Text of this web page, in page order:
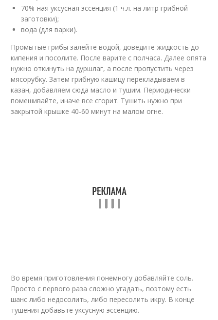
70%-ная уксусная эссенция (1 ч.л. на литр грибной
заготовки);
вода (для варки).
Промытые грибы залейте водой, доведите жидкость до
кипения и посолите. После варите с полчаса. Далее опята
нужно откинуть на дуршлаг, а после пропустить через
мясорубку. Затем грибную кашицу перекладываем в
казан, добавляем сюда масло и тушим. Периодически
помешивайте, иначе все сгорит. Тушить нужно при
закрытой крышке 40-60 минут на малом огне.
Во время приготовления понемногу добавляйте соль.
Просто с первого раза сложно угадать, поэтому есть
шанс либо недосолить, либо пересолить икру. В конце
тушения добавьте уксусную эссенцию.